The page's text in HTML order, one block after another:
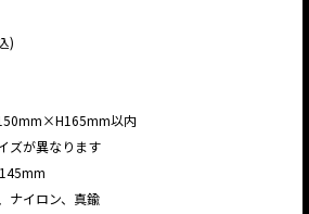
)
以内
ズが異なります
ナイロン、真鍮